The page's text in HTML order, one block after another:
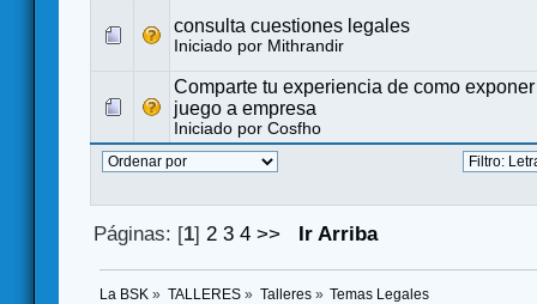
consulta cuestiones legales
Iniciado por Mithrandir
Comparte tu experiencia de como
juego a empresa
Iniciado por Cosfho
Páginas: [1] 2 3 4 >> Ir Arriba
La BSK » TALLERES» Talleres» Temas Legales